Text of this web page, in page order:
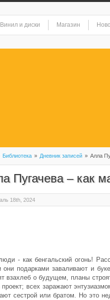
Винил и диски Магазин
Библиотека » Дневник записей » Алла
Пугачева – как
18th, 2024
- как бенгальский огонь!
они подарками заваливают и
взахлеб о будущем, планы
проект; всех заражают
сестрой или братом. Но это